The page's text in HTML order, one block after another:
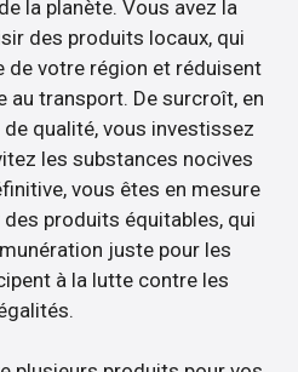
la planète. Vous avez la
des produits locaux, qui
de votre région et réduisent
au transport. De surcroît, en
qualité, vous investissez
les substances nocives
vous êtes en mesure
produits équitables, qui
juste pour les
à la lutte contre les